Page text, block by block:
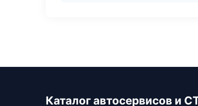
Каталог автосервисов и